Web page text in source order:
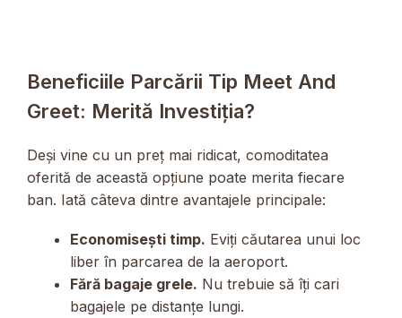
Beneficiile Parcării Tip Meet And
Greet: Merită Investiția?
Deși vine cu un preț mai ridicat, comoditatea
oferită de această opțiune poate merita fiecare
ban. Iată câteva dintre avantajele principale:
Economisești timp. Eviți căutarea unui loc
liber în parcarea de la aeroport.
Fără bagaje grele. Nu trebuie să îți cari
bagajele pe distanțe lungi.